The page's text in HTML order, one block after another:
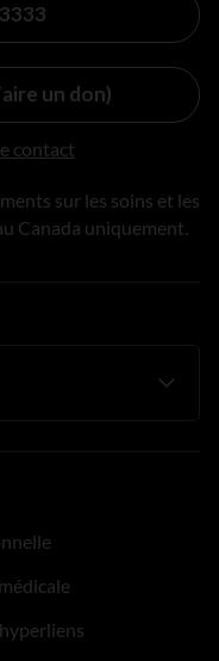
un don)
contact
sur les soins et les
Canada uniquement.